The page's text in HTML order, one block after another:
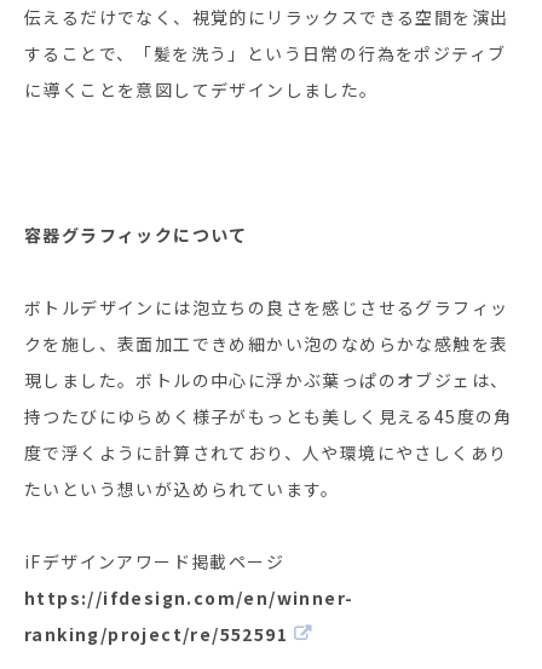
伝えるだけでなく、視覚的にリラックスできる空間を演出
することで、「髪を洗う」という日常の行為をポジティブ
に導くことを意図してデザインしました。
容器グラフィックについて
ボトルデザインには泡立ちの良さを感じさせるグラフィッ
クを施し、表面加工できめ細かい泡のなめらかな感触を表
現しました。ボトルの中心に浮かぶ葉っぱのオブジェは、
持つたびにゆらめく様子がもっとも美しく見える45度の角
度で浮くように計算されており、人や環境にやさしくあり
たいという想いが込められています。
iFデザインアワード掲載ページ
https://ifdesign.com/en/winner-
ranking/project/re/552591